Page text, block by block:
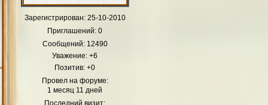
Зарегистрирован: 25-10-2010
Приглашений: 0
Сообщений:12490
Уважение: +6
Позитив: +0
Провел на форуме:
1 месяц 11 дней